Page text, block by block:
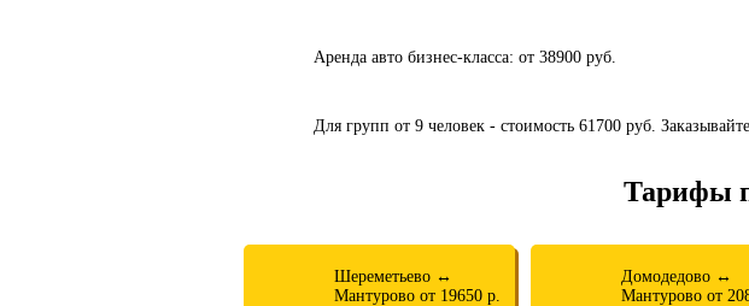
Аренда авто бизнес-класса: от 38900 руб.
Для групп от 9 человек - стоимость 61700 руб.
Тарифы
Шереметьево ↔
Мантурово от 19650 р.
Домодедово ↔
Мантурово от